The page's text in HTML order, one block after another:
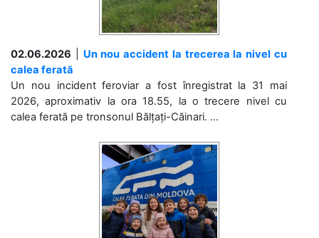
02.06.2026
Un nou accident la trecerea la nivel cu
calea ferată
Un nou incident feroviar a fost înregistrat la 31 mai
2026, aproximativ la ora 18.55, la o trecere nivel cu
calea ferată pe tronsonul Bălțați-Căinari. ...